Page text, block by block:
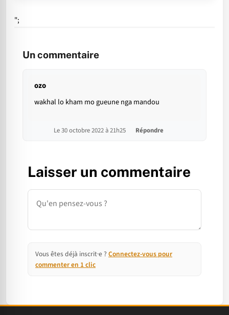
";
Un commentaire
ozo
wakhal lo kham mo gueune nga mandou
Le 30 octobre 2022 à 21h25 Répondre
Laisser un commentaire
Commentaire
Vous êtes déjà inscrit·e ? Connectez-vous pour
commenter en 1 clic